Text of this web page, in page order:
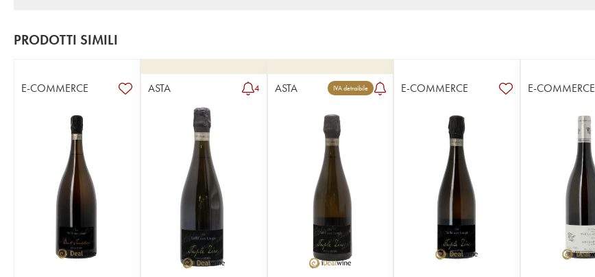
PRODOTTI SIMILI
E-COMMERCE ASTA 4 ASTA IVA detraibile E-COMMERCE E-COMMERCE